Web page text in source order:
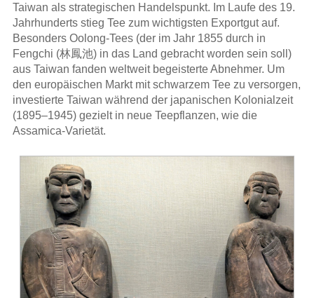
Taiwan als strategischen Handelspunkt. Im Laufe des 19.
Jahrhunderts stieg Tee zum wichtigsten Exportgut auf.
Besonders Oolong-Tees (der im Jahr 1855 durch in
Fengchi (林鳳池) in das Land gebracht worden sein soll)
aus Taiwan fanden weltweit begeisterte Abnehmer. Um
den europäischen Markt mit schwarzem Tee zu versorgen,
investierte Taiwan während der japanischen Kolonialzeit
(1895–1945) gezielt in neue Teepflanzen, wie die
Assamica-Varietät.